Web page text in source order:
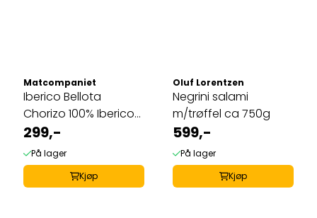
Matcompaniet
Iberico Bellota
Chorizo 100% Iberico
450g
299,-
På lager
Kjøp
Oluf Lorentzen
Negrini salami
m/trøffel ca 750g
599,-
På lager
Kjøp